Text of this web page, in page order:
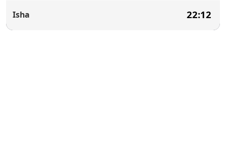
Isha 22:12